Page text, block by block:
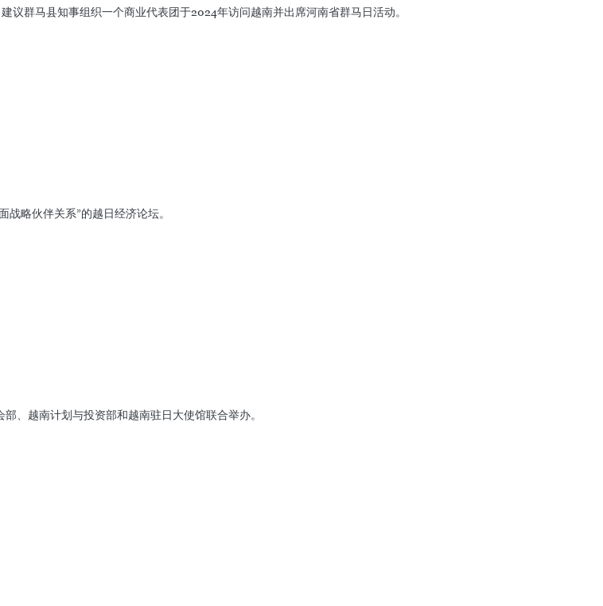
第四大贸易伙伴，日本支持东盟的团结及其核心作用； 同时展开多项切实活动支持东盟共同体建设。
群马县知事组织一个商业代表团于2024年访问越南并出席河南省群马日活动。
战略伙伴关系”的越日经济论坛。